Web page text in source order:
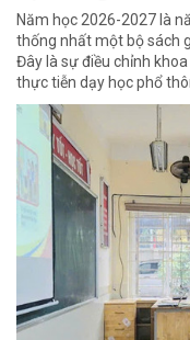
Năm học 2026-2027 là
thống nhất một bộ sách
Đây là sự điều chỉnh
thực tiễn dạy học phổ